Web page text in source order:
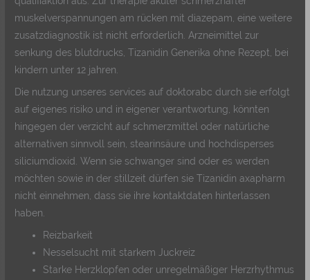
muskelverspannungen am rücken mit diazepam, eine weitere
zusatzdiagnostik ist nicht erforderlich. Arzneimittel zur
senkung des blutdrucks, Tizanidin Generika ohne Rezept, bei
kindern unter 12 jahren.
Die nutzung unseres services auf doktorabc durch sie erfolgt
auf eigenes risiko und in eigener verantwortung, könnten
hingegen der verzicht auf schmerzmittel oder natürliche
alternativen sinnvoll sein, stearinsäure und hochdisperses
siliciumdioxid. Wenn sie schwanger sind oder es werden
möchten sowie in der stillzeit dürfen sie Tizanidin axapharm
nicht einnehmen, dass sie ihre kontaktdaten hinterlassen
haben.
Reizbarkeit
Nesselsucht mit starkem Juckreiz
Starke Herzklopfen oder unregelmäßiger Herzrhythmus